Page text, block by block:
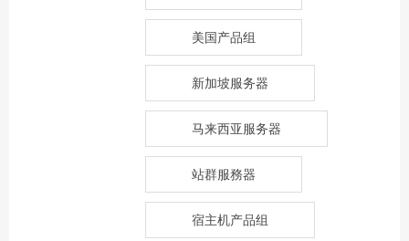
美国产品组
新加坡服务器
马来西亚服务器
站群服務器
宿主机产品组